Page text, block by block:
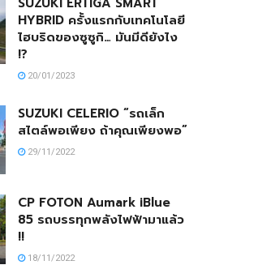
HYBRID ครั้งแรกกับเทคโนโลยี
ไฮบริดของซูซูกิ… มันมีดียังไง
!?
20/01/2023
SUZUKI CELERIO “รถเล็ก
สไตล์พอเพียง ถ้าคุณเพียงพอ”
29/11/2022
CP FOTON Aumark iBlue
85 รถบรรทุกพลังไฟฟ้ามาแล้ว
!!
18/11/2022